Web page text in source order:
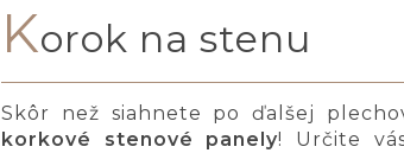
Korok na stenu
Skôr než siahnete po ďalšej
korkové stenové panely! Určite